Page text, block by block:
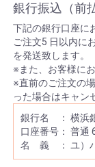
銀行振込（前
下記の銀行口座に
ご注文5 日以内に
を発送致します。
※また、お客様に
※直前のご注文の
った場合はキャン
銀行名 ： 横浜
口座番号： 普通
名 義 ： ユ）